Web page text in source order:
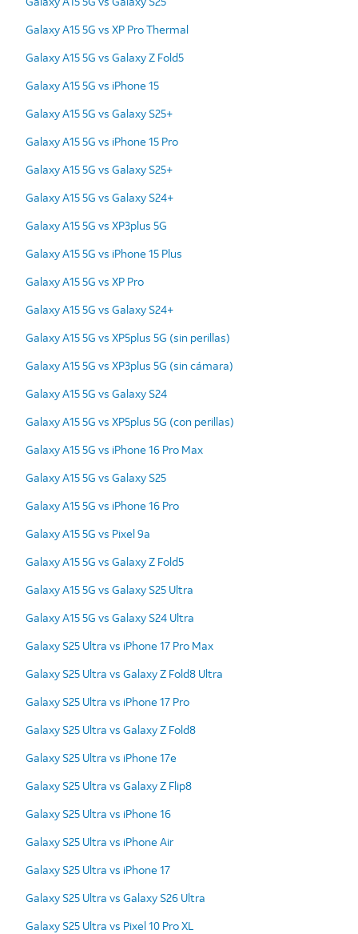
Galaxy A15 5G vs XP Pro Thermal
Galaxy A15 5G vs Galaxy Z Fold5
Galaxy A15 5G vs iPhone 15
Galaxy A15 5G vs Galaxy S25+
Galaxy A15 5G vs iPhone 15 Pro
Galaxy A15 5G vs Galaxy S25+
Galaxy A15 5G vs Galaxy S24+
Galaxy A15 5G vs XP3plus 5G
Galaxy A15 5G vs iPhone 15 Plus
Galaxy A15 5G vs XP Pro
Galaxy A15 5G vs Galaxy S24+
Galaxy A15 5G vs XP5plus 5G (sin perillas)
Galaxy A15 5G vs XP3plus 5G (sin cámara)
Galaxy A15 5G vs Galaxy S24
Galaxy A15 5G vs XP5plus 5G (con perillas)
Galaxy A15 5G vs iPhone 16 Pro Max
Galaxy A15 5G vs Galaxy S25
Galaxy A15 5G vs iPhone 16 Pro
Galaxy A15 5G vs Pixel 9a
Galaxy A15 5G vs Galaxy Z Fold5
Galaxy A15 5G vs Galaxy S25 Ultra
Galaxy A15 5G vs Galaxy S24 Ultra
Galaxy S25 Ultra vs iPhone 17 Pro Max
Galaxy S25 Ultra vs Galaxy Z Fold8 Ultra
Galaxy S25 Ultra vs iPhone 17 Pro
Galaxy S25 Ultra vs Galaxy Z Fold8
Galaxy S25 Ultra vs iPhone 17e
Galaxy S25 Ultra vs Galaxy Z Flip8
Galaxy S25 Ultra vs iPhone 16
Galaxy S25 Ultra vs iPhone Air
Galaxy S25 Ultra vs iPhone 17
Galaxy S25 Ultra vs Galaxy S26 Ultra
Galaxy S25 Ultra vs Pixel 10 Pro XL